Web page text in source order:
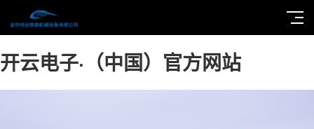
开云电子·（中国）官方网站